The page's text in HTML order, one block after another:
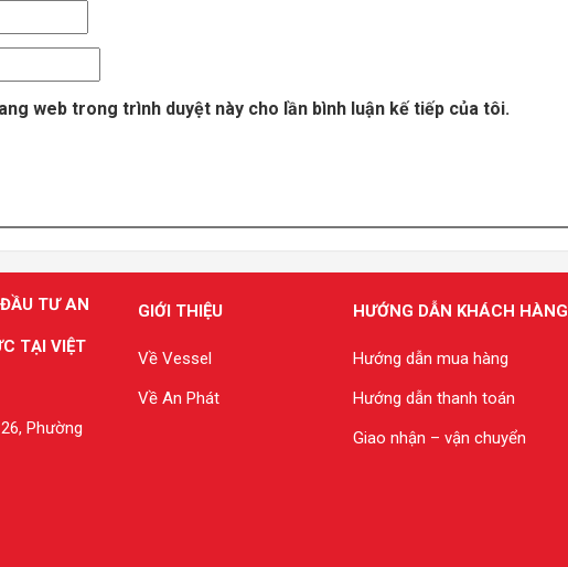
web trong trình duyệt này cho lần bình luận kế tiếp của tôi.
TƯ AN
TẠI VIỆT
Phường
GIỚI THIỆU
Về Vessel
Về An Phát
HƯỚNG DẪN KHÁCH HÀNG
Hướng dẫn mua hàng
Hướng dẫn thanh toán
Giao nhận – vận chuyển